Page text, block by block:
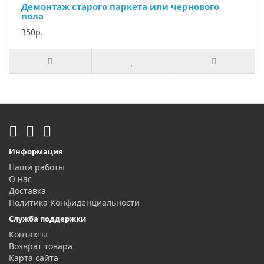
Демонтаж старого паркета или чернового
пола
350р.
Информация
Наши работы
О нас
Доставка
Политика Конфиденциальности
Служба поддержки
Контакты
Возврат товара
Карта сайта